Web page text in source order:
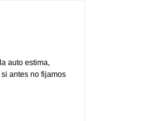
auto estima,
antes no fijamos